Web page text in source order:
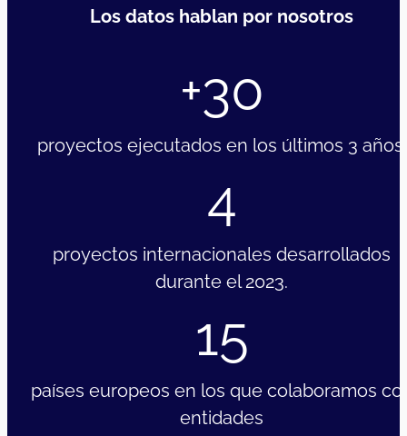
Los datos hablan por nosotros
+30
proyectos ejecutados en los últimos 3 años.
4
proyectos internacionales desarrollados
durante el 2023.
15
países europeos en los que colaboramos
entidades